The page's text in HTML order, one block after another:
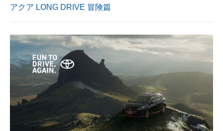
製造業のIT導入・活用を支援
モノづくり技術者専門サイト
エレクトロニクス専門サイト
電子設計の基本と応用
エネルギーの専門メディア
アクア LONG DRIVE 冒険篇